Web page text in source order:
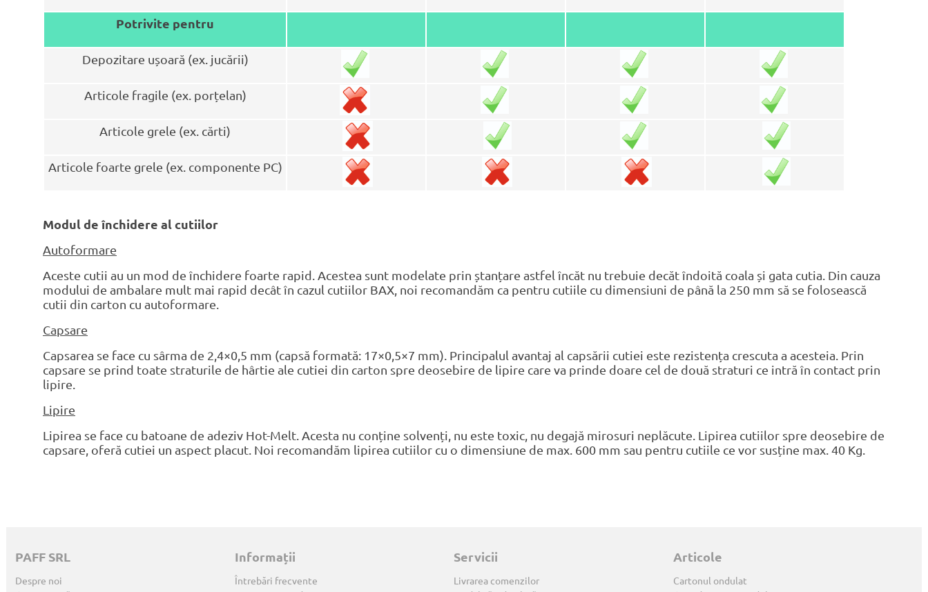
Potrivite pentru
Depozitare ușoară (ex. jucării)
Articole fragile (ex. porțelan)
Articole grele (ex. cărti)
Articole foarte grele (ex. componente PC)
Modul de închidere al cutiilor
Autoformare
Aceste cutii au un mod de închidere foarte rapid. Acestea sunt modelate prin ștanțare astfel încăt nu trebuie decăt îndoită coala și gata cutia. Din cauza
modului de ambalare mult mai rapid decât în cazul cutiilor BAX, noi recomandăm ca pentru cutiile cu dimensiuni de până la 250 mm să se folosească
cutii din carton cu autoformare.
Capsare
Capsarea se face cu sârma de 2,4×0,5 mm (capsă formată: 17×0,5×7 mm). Principalul avantaj al capsării cutiei este rezistența crescuta a acesteia. Prin
capsare se prind toate straturile de hârtie ale cutiei din carton spre deosebire de lipire care va prinde doare cel de două straturi ce intră în contact prin
lipire.
Lipire
Lipirea se face cu batoane de adeziv Hot-Melt. Acesta nu conține solvenți, nu este toxic, nu degajă mirosuri neplăcute. Lipirea cutiilor spre deosebire de
capsare, oferă cutiei un aspect placut. Noi recomandăm lipirea cutiilor cu o dimensiune de max. 600 mm sau pentru cutiile ce vor susține max. 40 Kg.
PAFF SRL
Despre noi
Informații
Întrebări frecvente
Servicii
Livrarea comenzilor
Articole
Cartonul ondulat